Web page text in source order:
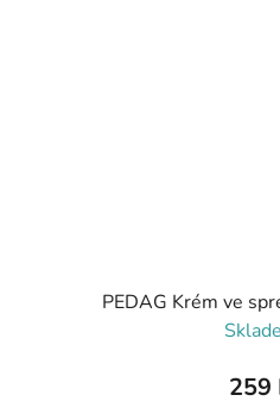
PEDAG Krém ve
259